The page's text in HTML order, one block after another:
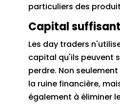
particuliers des
Capital suffisant
Les day traders
capital qu'ils peuvent
perdre. Non
la ruine financière,
également à éliminer